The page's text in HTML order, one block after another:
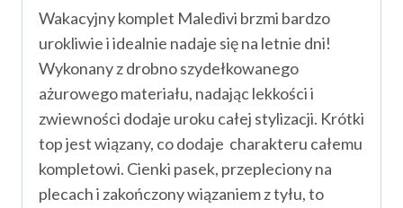
Wakacyjny komplet Maledivi brzmi bardzo
urokliwie i idealnie nadaje się na letnie dni!
Wykonany z drobno szydełkowanego
ażurowego materiału, nadając lekkości i
zwiewności dodaje uroku całej stylizacji. Krótki
top jest wiązany, co dodaje charakteru całemu
kompletowi. Cienki pasek, przepleciony na
plecach i zakończony wiązaniem z tyłu, to